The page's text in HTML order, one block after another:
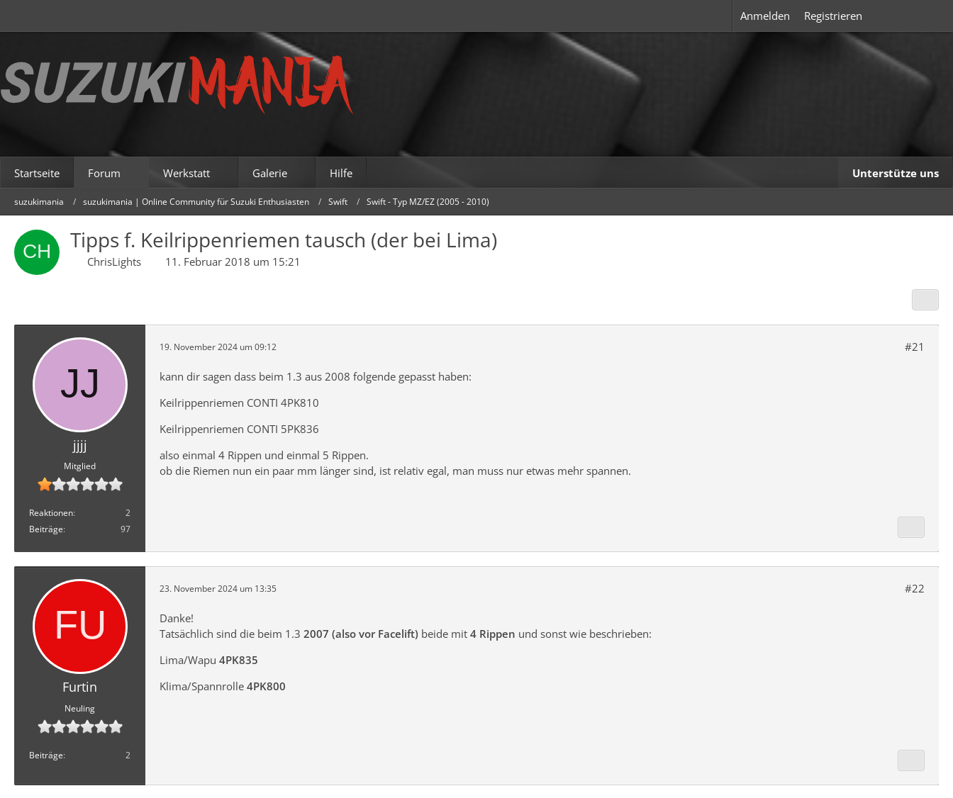
Anmelden Registrieren
Startseite Forum Werkstatt Galerie Hilfe Unterstütze uns
suzukimania suzukimania | Online Community für Suzuki Enthusiasten Swift Swift - Typ MZ/EZ (2005 - 2010)
Tipps f. Keilrippenriemen tausch (der bei Lima)
ChrisLights 11. Februar 2018 um 15:21
jjjj
Mitglied
Reaktionen
2
Beiträge
97
19. November 2024 um 09:12 #21
kann dir sagen dass beim 1.3 aus 2008 folgende gepasst haben:
Keilrippenriemen CONTI 4PK810
Keilrippenriemen CONTI 5PK836
also einmal 4 Rippen und einmal 5 Rippen.
ob die Riemen nun ein paar mm länger sind, ist relativ egal, man muss nur etwas mehr spannen.
Furtin
Neuling
Beiträge 2
23. November 2024 um 13:35 #22
Danke!
Tatsächlich sind die beim 1.3 2007 (also vor Facelift) beide mit 4 Rippen und sonst wie beschrieben:
Lima/Wapu 4PK835
Klima/Spannrolle 4PK800